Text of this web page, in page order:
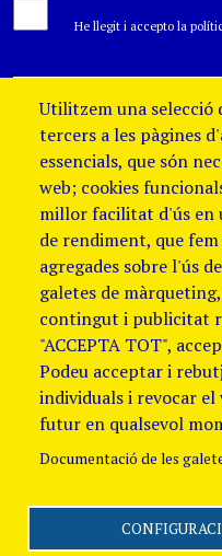
He llegit i accepto la
Utilitzem una selecció
tercers a les pàgines
essencials, que són
web; cookies
millor facilitat d'ús en
de rendiment, que
agregades sobre l'ús
galetes de
contingut i publicitat
"ACCEPTA TOT",
Podeu acceptar i
individuals i revocar
futur en qualsevol
Documentació de les